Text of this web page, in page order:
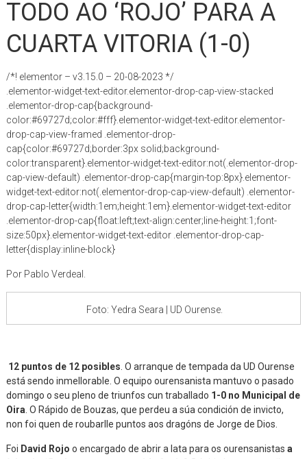
TODO AO ‘ROJO’ PARA A
CUARTA VITORIA (1-0)
/*! elementor – v3.15.0 – 20-08-2023 */
.elementor-widget-text-editor.elementor-drop-cap-view-stacked
.elementor-drop-cap{background-
color:#69727d;color:#fff}.elementor-widget-text-editor.elementor-
drop-cap-view-framed .elementor-drop-
cap{color:#69727d;border:3px solid;background-
color:transparent}.elementor-widget-text-editor:not(.elementor-drop-
cap-view-default) .elementor-drop-cap{margin-top:8px}.elementor-
widget-text-editor:not(.elementor-drop-cap-view-default) .elementor-
drop-cap-letter{width:1em;height:1em}.elementor-widget-text-editor
.elementor-drop-cap{float:left;text-align:center;line-height:1;font-
size:50px}.elementor-widget-text-editor .elementor-drop-cap-
letter{display:inline-block}
Por Pablo Verdeal.
Foto: Yedra Seara | UD Ourense.
12 puntos de 12 posibles. O arranque de tempada da UD Ourense
está sendo inmellorable. O equipo ourensanista mantuvo o pasado
domingo o seu pleno de triunfos cun traballado 1-0 no Municipal de
Oira. O Rápido de Bouzas, que perdeu a súa condición de invicto,
non foi quen de roubarlle puntos aos dragóns de Jorge de Dios.
Foi David Rojo o encargado de abrir a lata para os ourensanistas a